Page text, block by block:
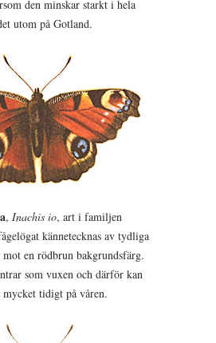
den minskar starkt i hela
utom på Gotland.
, Inachis io, art i familjen
kännetecknas av tydliga
en rödbrun bakgrundsfärg.
som vuxen och därför kan
mycket tidigt på våren.